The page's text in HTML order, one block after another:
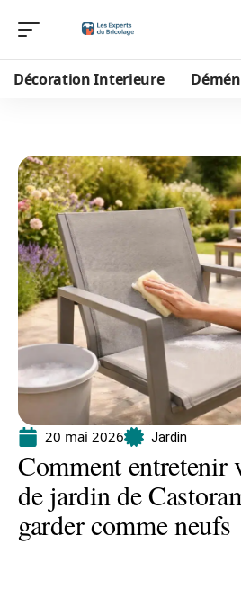
Décoration Interieure
20 mai 2026 Jardin
Comment entretenir
de jardin de
garder comme neufs